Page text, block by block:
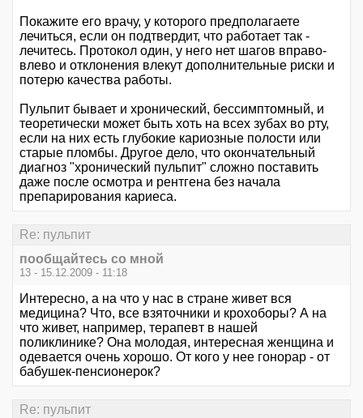
Покажите его врачу, у которого предполагаете
лечиться, если он подтвердит, что работает так -
лечитесь. Протокол один, у него нет шагов вправо-
влево и отклонения влекут дополнительные риски и
потерю качества работы.
Пульпит бывает и хронический, бессимптомный, и
теоретически может быть хоть на всех зубах во рту,
если на них есть глубокие кариозные полости или
старые пломбы. Другое дело, что окончательный
диагноз "хронический пульпит" сложно поставить
даже после осмотра и рентгена без начала
препарирования кариеса.
Re: пульпит
пообщайтесь со мной
13 - 15.12.2009 - 11:18
Интересно, а на что у нас в стране живет вся
медицина? Что, все взяточники и крохоборы? А на
что живет, например, терапевт в нашей
поликлинике? Она молодая, интересная женщина и
одевается очень хорошо. От кого у нее гонорар - от
бабушек-пенсионерок?
Re: пульпит